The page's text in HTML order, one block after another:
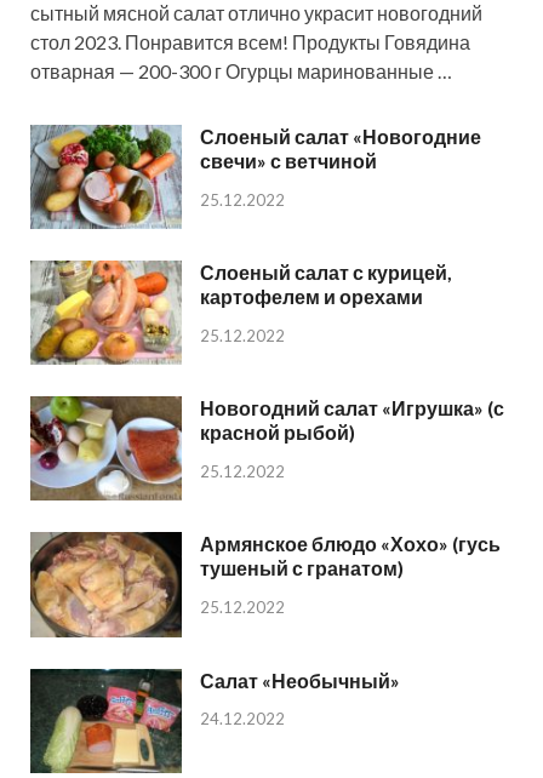
сытный мясной салат отлично украсит новогодний
стол 2023. Понравится всем! Продукты Говядина
отварная — 200-300 г Огурцы маринованные …
Слоеный салат «Новогодние
свечи» с ветчиной
25.12.2022
Слоеный салат с курицей,
картофелем и орехами
25.12.2022
Новогодний салат «Игрушка» (с
красной рыбой)
25.12.2022
Армянское блюдо «Хохо» (гусь
тушеный с гранатом)
25.12.2022
Салат «Необычный»
24.12.2022